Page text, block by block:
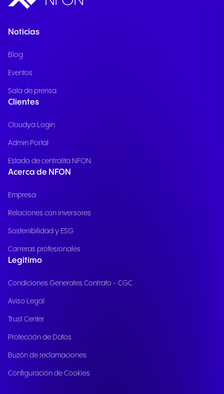
Noticias
Blog
Eventos
Sala de prensa
Clientes
Cloudya Login
Admin Portal
Estado de centralita NFON
Acerca de NFON
Empresa
Relaciones con inversores
Sostenibilidad y ESG
Carreras profesionales
Legitimo
Condiciones Generales Contrato - CGC
Aviso Legal
Trust Center
Protección de Datos
Buzón de reclamaciones
Configuración de Cookies